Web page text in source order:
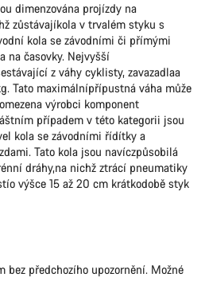
dimenzována projízdy na
zůstávajíkola v trvalém styku s
kola se závodními či přímými
na časovky. Nejvyšší
z váhy cyklisty, zavazadlaa
Tato maximálnípřípustná váha může
výrobci komponent
případem v této kategorii jsou
kola se závodními řídítky a
Tato kola jsou navíczpůsobilá
dráhy,na nichž ztrácí pneumatiky
výšce 15 až 20 cm krátkodobě styk
bez předchozího upozornění. Možné